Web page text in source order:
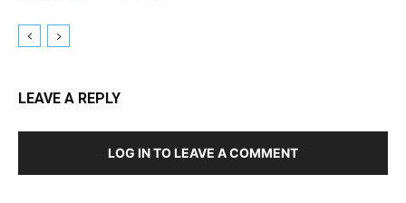
LEAVE A REPLY
LOG IN TO LEAVE A COMMENT